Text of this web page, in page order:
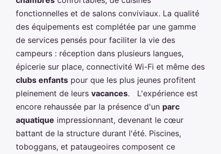
fonctionnelles et de salons conviviaux. La qualité
des équipements est complétée par une gamme
de services pensés pour faciliter la vie des
campeurs : réception dans plusieurs langues,
épicerie sur place, connectivité Wi-Fi et même des
clubs enfants pour que les plus jeunes profitent
pleinement de leurs vacances. L'expérience est
encore rehaussée par la présence d'un parc
aquatique impressionnant, devenant le cœur
battant de la structure durant l'été. Piscines,
toboggans, et pataugeoires composent ce